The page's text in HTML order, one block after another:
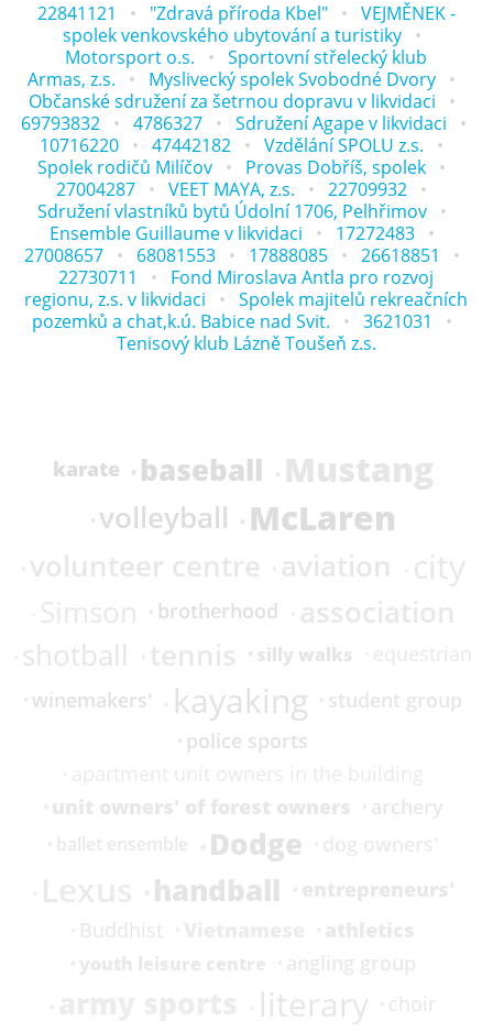
22841121 "Zdravá příroda Kbel"
VEJMĚNEK -
spolek venkovského ubytování a turistiky
Motorsport o.s.
Sportovní střelecký klub
Armas, z.s.
Myslivecký spolek Svobodné Dvory
Občanské sdružení za šetrnou dopravu v likvidaci
69793832
4786327
Sdružení Agape v likvidaci
10716220
47442182
Vzdělání SPOLU z.s.
Spolek rodičů Milíčov
Provas Dobříš, spolek
27004287
VEET MAYA, z.s.
22709932
Sdružení vlastníků bytů Údolní 1706, Pelhřimov
Ensemble Guillaume v likvidaci
17272483
27008657
68081553 17888085
26618851
22730711
Fond Miroslava Antla pro rozvoj
regionu, z.s. v likvidaci
Spolek majitelů rekreačních
pozemků a chat,k.ú. Babice nad Svit.
3621031
Tenisový klub Lázně Toušeň z.s.
karate baseball Mustang
volleyball McLaren
volunteer centre aviation city
Simson brotherhood
association
shotball
silly walks
winemakers'
kayaking
student group
police sports
unit owners' of forest owners
archery
Dodge
handball
Buddhist
literary choir